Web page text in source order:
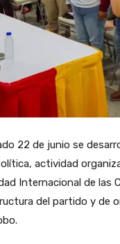
22 de junio se
actividad
Internacional de las
del partido y de